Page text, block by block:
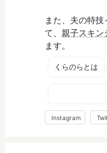
また、夫の特
て、 親子スキン
ます。
くらのらとは
Instagram